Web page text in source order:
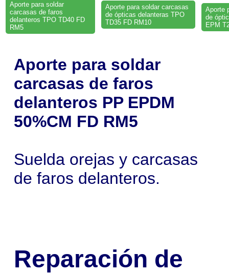
Aporte para soldar
carcasas de faros
delanteros TPO TD40 FD
RM5
Aporte para soldar carcasas
de ópticas delanteras TPO
TD35 FD RM10
Aporte
de
EPM
Aporte para soldar
carcasas de faros
delanteros PP EPDM
50%CM FD RM5
Suelda orejas y carcasas
de faros delanteros.
Reparación de